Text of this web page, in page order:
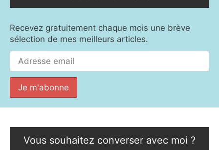
Recevez gratuitement chaque mois une brève
sélection de mes meilleurs articles.
Vous souhaitez converser avec moi ?